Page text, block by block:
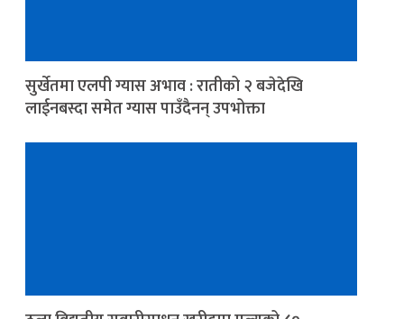
सुर्खेतमा एलपी ग्यास अभाव : रातीको २ बजेदेखि
लाईनबस्दा समेत ग्यास पाउँदैनन् उपभोक्ता